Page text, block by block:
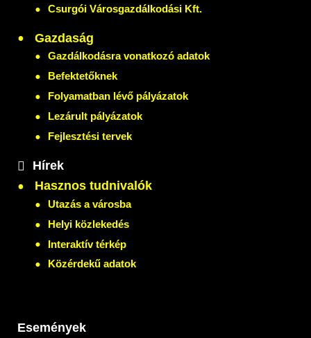
Csurgói Városgazdálkodási Kft.
Gazdaság
Gazdálkodásra vonatkozó adatok
Befektetőknek
Folyamatban lévő pályázatok
Lezárult pályázatok
Fejlesztési tervek
Hírek
Hasznos tudnivalók
Utazás a városba
Helyi közlekedés
Interaktív térkép
Közérdekű adatok
Események